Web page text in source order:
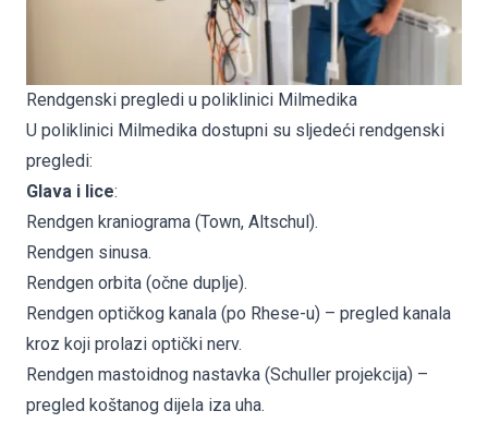
Rendgenski pregledi u poliklinici Milmedika
U poliklinici Milmedika dostupni su sljedeći rendgenski
pregledi:
Glava i lice:
Rendgen kraniograma (Town, Altschul).
Rendgen sinusa.
Rendgen orbita (očne duplje).
Rendgen optičkog kanala (po Rhese-u) – pregled kanala
kroz koji prolazi optički nerv.
Rendgen mastoidnog nastavka (Schuller projekcija) –
pregled koštanog dijela iza uha.